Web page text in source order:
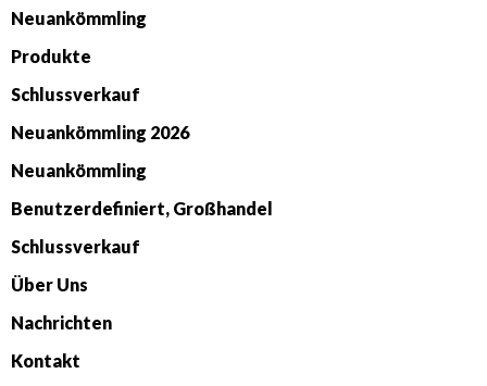
Neuankömmling
Produkte
Schlussverkauf
Neuankömmling 2026
Neuankömmling
Benutzerdefiniert, Großhandel
Schlussverkauf
Über Uns
Nachrichten
Kontakt